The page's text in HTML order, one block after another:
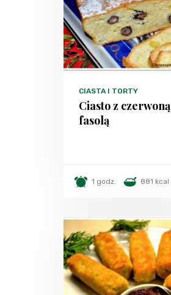
CIASTA I TORTY
Ciasto z czerwoną
fasolą
1 godz. 881 kcal